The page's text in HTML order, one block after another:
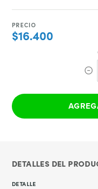
PRECIO
$16.400
DETALLES DEL
DETALLE